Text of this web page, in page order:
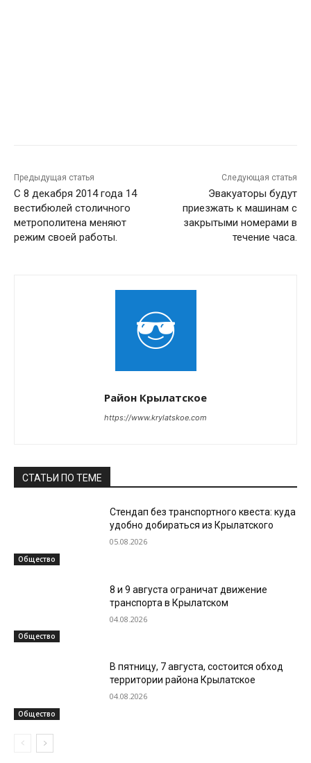
Предыдущая статья
С 8 декабря 2014 года 14
вестибюлей столичного
метрополитена меняют
режим своей работы.
Следующая статья
Эвакуаторы будут
приезжать к машинам с
закрытыми номерами в
течение часа.
Район Крылатское
https://www.krylatskoe.com
СТАТЬИ ПО ТЕМЕ
Общество
Стендап без транспортного квеста: куда
удобно добираться из Крылатского
05.08.2026
Общество
8 и 9 августа ограничат движение
транспорта в Крылатском
04.08.2026
Общество
В пятницу, 7 августа, состоится обход
территории района Крылатское
04.08.2026